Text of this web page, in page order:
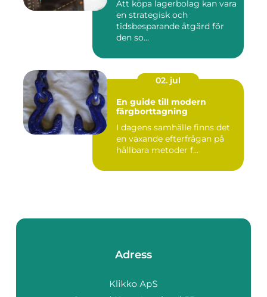
Att köpa lagerbolag kan vara
en strategisk och
tidsbesparande åtgärd för
den so...
02. jul
En guide till modern
färgborttagning
I dagens samhälle finns det
en växande efterfrågan på
hållbara metoder f...
Adress